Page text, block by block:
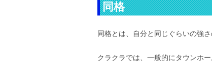
同格
同格とは、自分と同じぐらいの強さ
クラクラでは、一般的にタウンホ